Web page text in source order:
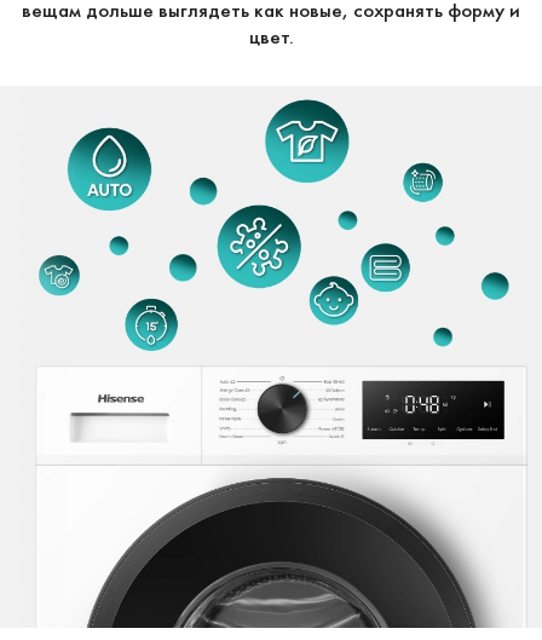
вещам дольше выглядеть как новые, сохранять форму и
цвет.